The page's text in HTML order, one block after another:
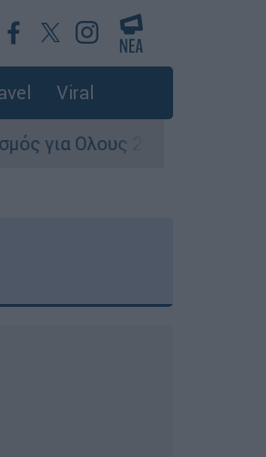
Viral
2026-2027: Τα SOS για να